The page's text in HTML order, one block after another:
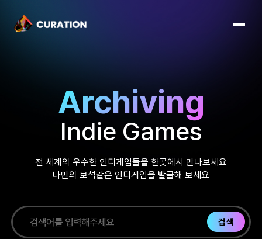
Archiving
Indie Games
전 세계의 우수한 인디게임들을 한곳에서 만나보세요
나만의 보석같은 인디게임을 발굴해 보세요
검색